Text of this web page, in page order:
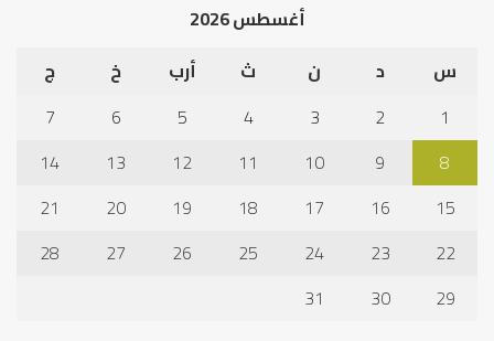
أغسطس 2026
س
د ن ث أرب خ
ج
1
2
3
4
5
6
7
8
9
10
11
12
13
14
15
16
17
18
19
20
21
22
23
24
25
26
27
28
29
30
31